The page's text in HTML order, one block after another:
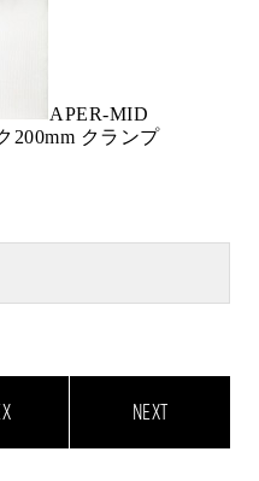
APER-MID
200mm クランプ
NEXT